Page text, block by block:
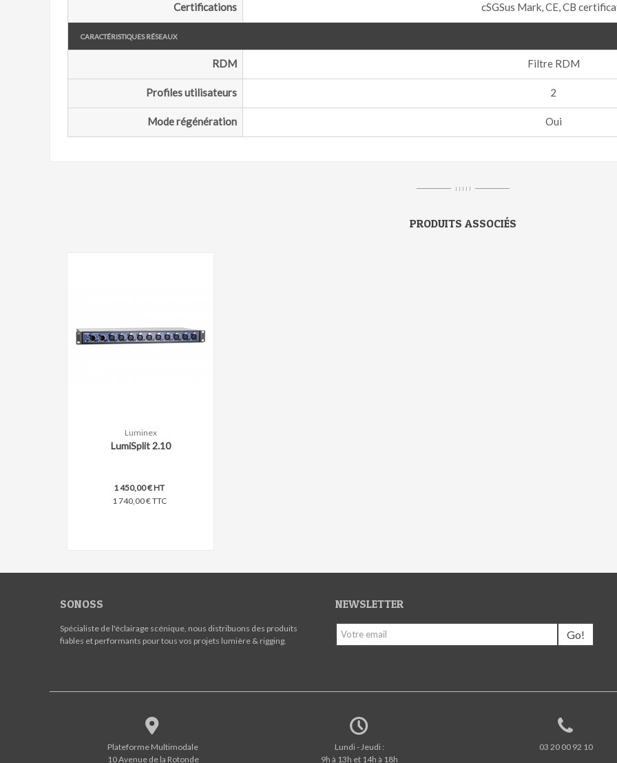
Certifications cSGSus Mark, CE, CB
Caractéristiques réseaux
RDM Filtre RDM
Profiles utilisateurs 2
Mode régénération Oui
I I I I I
PRODUITS ASSOCIÉS
Comparer
Luminex
LumiSplit 2.10
1 450,00 € HT
1 740,00 € TTC
SONOSS
Spécialiste de l'éclairage scénique, nous distribuons des produits
fiables et performants pour tous vos projets lumière & rigging.
NEWSLETTER
Go!
Plateforme Multimodale
10 Avenue de la Rotonde
Lundi - Jeudi :
9h à 13h et 14h à 18h
03 20 00 92 10